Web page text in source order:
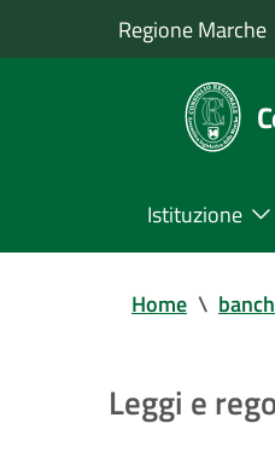
Regione Marche
Istituzione
Home \
Leggi e